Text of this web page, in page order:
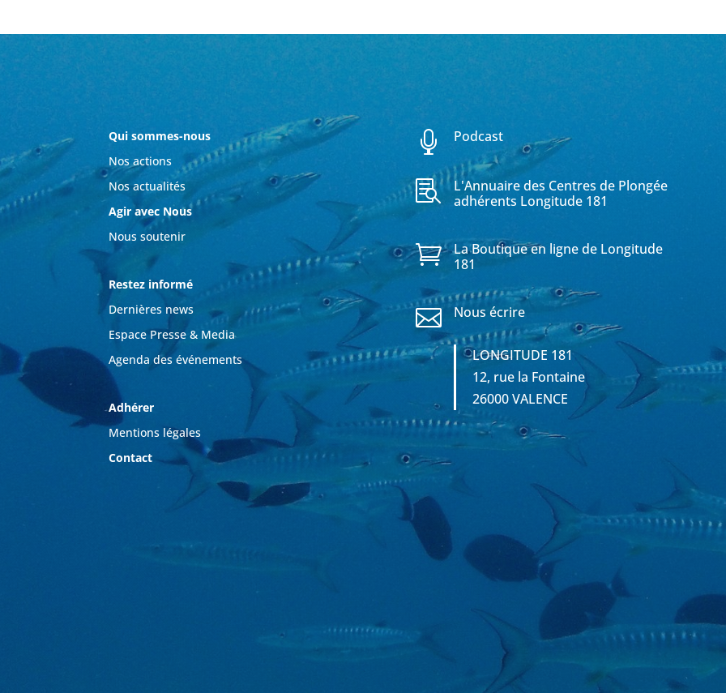
Qui sommes-nous
Nos actions
Nos actualités
Agir avec Nous
Nous soutenir
Restez informé
Dernières news
Espace Presse & Media
Agenda des événements
Adhérer
Mentions légales
Contact
 Podcast

L'Annuaire des Centres de Plongée
adhérents Longitude 181

La Boutique en ligne de Longitude
181
 Nous écrire
LONGITUDE 181
12, rue la Fontaine
26000 VALENCE